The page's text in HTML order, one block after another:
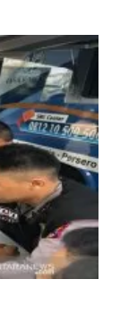
di tes urine